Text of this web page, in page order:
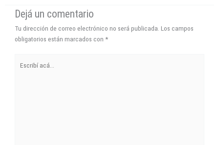
Dejá un comentario
Tu dirección de correo electrónico no será publicada. Los campos
obligatorios están marcados con *
acá...